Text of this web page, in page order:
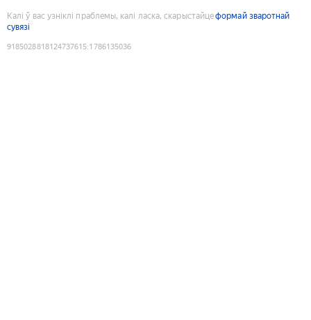
Калі ў вас узніклі праблемы, калі ласка, скарыстайцеформай зваротнай
сувязі
9185028818124737615:1786135036